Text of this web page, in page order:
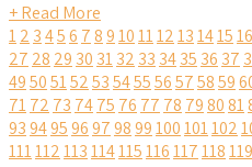
+ Read More
12 3456 78910111213141516
27 28 29 30 3132 33 3435 36 37
4950515253545556575859
7172 73 7475 76 77 78 798081
93949596979899100101102
111112113114115116117118119